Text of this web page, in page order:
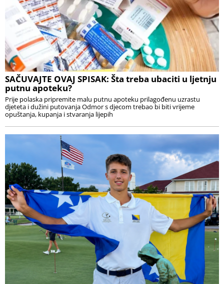
SAČUVAJTE OVAJ SPISAK: Šta treba ubaciti u ljetnju
putnu apoteku?
Prije polaska pripremite malu putnu apoteku prilagođenu uzrastu
djeteta i dužini putovanja Odmor s djecom trebao bi biti vrijeme
opuštanja, kupanja i stvaranja lijepih